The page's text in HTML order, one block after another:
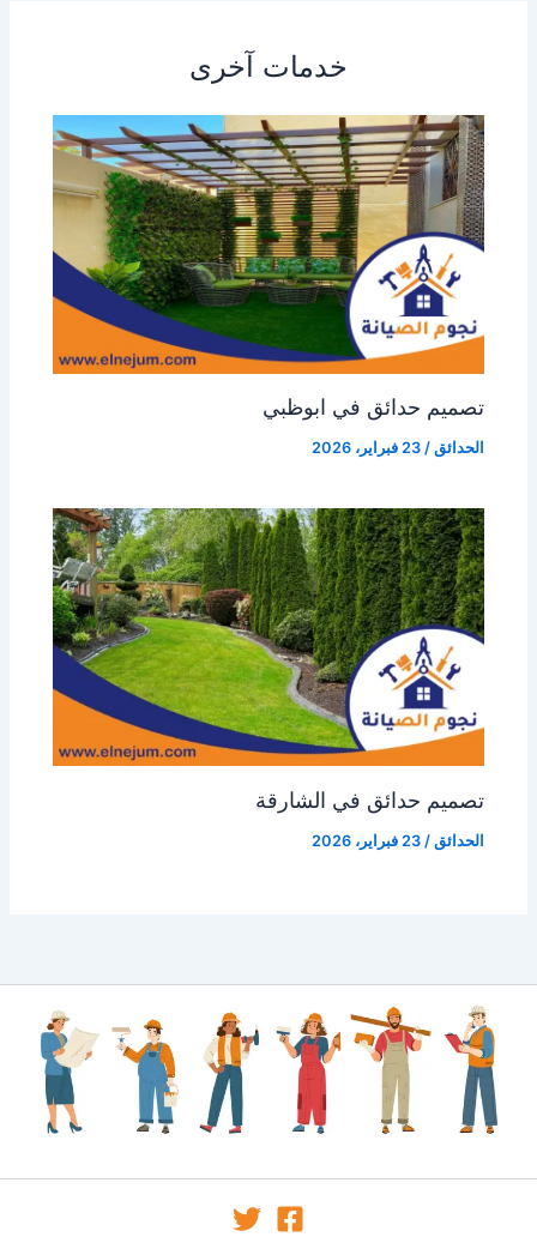
خدمات آخرى
تصميم حدائق في ابوظبي
الحدائق /23 فبراير، 2026
تصميم حدائق في الشارقة
الحدائق /23 فبراير، 2026